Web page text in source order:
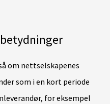
om nettselskapenes
som i en kort periode
for eksempel